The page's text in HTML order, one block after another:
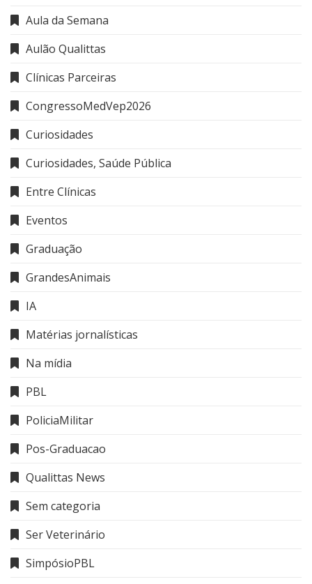
Aula da Semana
Aulão Qualittas
Clínicas Parceiras
CongressoMedVep2026
Curiosidades
Curiosidades, Saúde Pública
Entre Clínicas
Eventos
Graduação
GrandesAnimais
IA
Matérias jornalísticas
Na mídia
PBL
PoliciaMilitar
Pos-Graduacao
Qualittas News
Sem categoria
Ser Veterinário
SimpósioPBL